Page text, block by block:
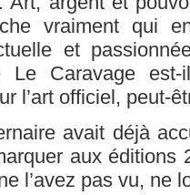
vraiment qui
et
Le Caravage
l’art officiel, peut-
avait déjà
aux éditions
l’avez pas vu, ne